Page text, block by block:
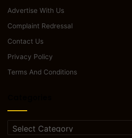
Advertise With Us
Complaint Redressal
Contact Us
Privacy Policy
Terms And Conditions
Categories